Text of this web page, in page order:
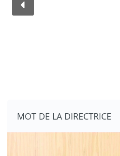
MOT DE LA DIRECTRICE